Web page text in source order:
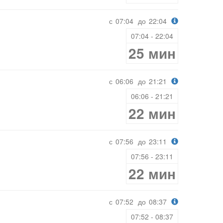
с 07:04 до 22:04
07:04 - 22:04
25 мин
с 06:06 до 21:21
06:06 - 21:21
22 мин
с 07:56 до 23:11
07:56 - 23:11
22 мин
с 07:52 до 08:37
07:52 - 08:37